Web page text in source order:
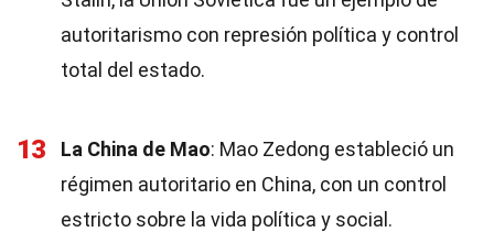
autoritarismo con represión política y control
total del estado.
13 La China de Mao: Mao Zedong estableció un
régimen autoritario en China, con un control
estricto sobre la vida política y social.